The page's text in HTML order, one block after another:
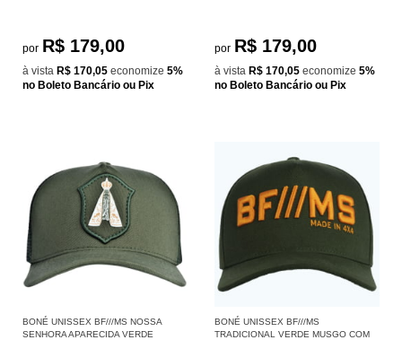
por R$ 179,00
à vista R$ 170,05 economize 5%
no Boleto Bancário ou Pix
por R$ 179,00
à vista R$ 170,05 economize 5%
no Boleto Bancário ou Pix
BONÉ UNISSEX BF///MS NOSSA
SENHORA APARECIDA VERDE
BONÉ UNISSEX BF///MS
TRADICIONAL VERDE MUSGO COM